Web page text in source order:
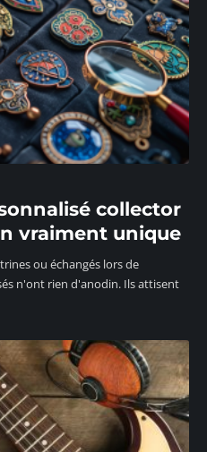
collector
vraiment unique
ou échangés lors de
n'ont rien d'anodin. Ils attisent